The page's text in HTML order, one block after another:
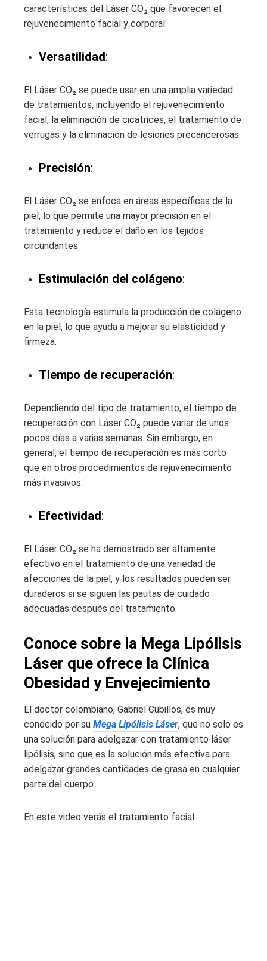
características del Láser CO₂ que favorecen el
rejuvenecimiento facial y corporal:
Versatilidad:
El Láser CO₂ se puede usar en una amplia variedad
de tratamientos, incluyendo el rejuvenecimiento
facial, la eliminación de cicatrices, el tratamiento de
verrugas y la eliminación de lesiones precancerosas.
Precisión:
El Láser CO₂ se enfoca en áreas específicas de la
piel, lo que permite una mayor precisión en el
tratamiento y reduce el daño en los tejidos
circundantes.
Estimulación del colágeno:
Esta tecnología estimula la producción de colágeno
en la piel, lo que ayuda a mejorar su elasticidad y
firmeza.
Tiempo de recuperación:
Dependiendo del tipo de tratamiento, el tiempo de
recuperación con Láser CO₂ puede variar de unos
pocos días a varias semanas. Sin embargo, en
general, el tiempo de recuperación es más corto
que en otros procedimientos de rejuvenecimiento
más invasivos.
Efectividad:
El Láser CO₂ se ha demostrado ser altamente
efectivo en el tratamiento de una variedad de
afecciones de la piel, y los resultados pueden ser
duraderos si se siguen las pautas de cuidado
adecuadas después del tratamiento.
Conoce sobre la Mega Lipólisis
Láser que ofrece la Clínica
Obesidad y Envejecimiento
El doctor colombiano, Gabriel Cubillos, es muy
conocido por su Mega Lipólisis Láser, que no solo es
una solución para adelgazar con tratamiento láser
lipólisis, sino que es la solución más efectiva para
adelgazar grandes cantidades de grasa en cualquier
parte del cuerpo.
En este video verás el tratamiento facial: